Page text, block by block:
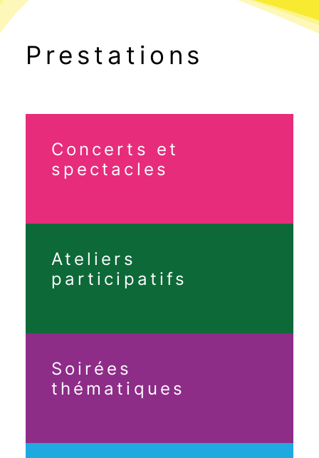
Prestations
Concerts et
spectacles
Ateliers
participatifs
Soirées
thématiques